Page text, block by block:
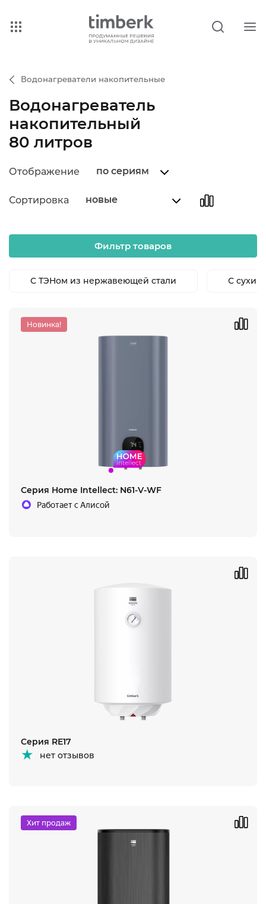
Водонагреватели накопительные
Водонагреватель
накопительный
80 литров
Отображение по сериям
Сортировка новые
С ТЭНом из нержавеющей стали С
Новинка!
Серия Home Intellect: N61-V-WF
Работает с Алисой
Серия RE17
нет отзывов
Хит продаж
Фильтр товаров